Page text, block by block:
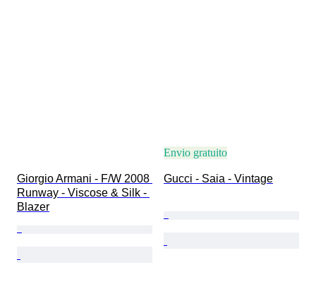
Giorgio Armani - F/W 2008
Runway - Viscose & Silk -
Blazer
Envio gratuito
Gucci - Saia - Vintage